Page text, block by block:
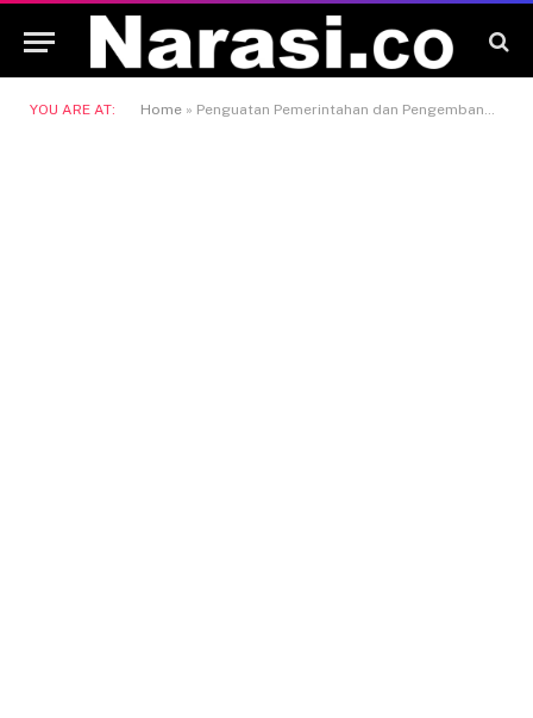
YOU ARE AT: Home » Penguatan Pemerintahan dan Pengembangan Desa (P3PD)